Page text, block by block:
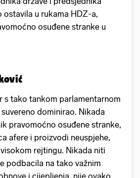
ostavila u rukama HDZ-a,
osuđene stranke u
s tako tankom parlamentarnom
dominirao. Nikada
pravomoćno osuđene stranke,
afere i proizvodi neuspjehe,
rejtingu. Nikada niti
podbacila na tako važnim